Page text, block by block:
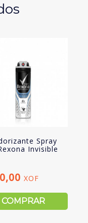
Spray
Invisible
XOF
COMPRAR